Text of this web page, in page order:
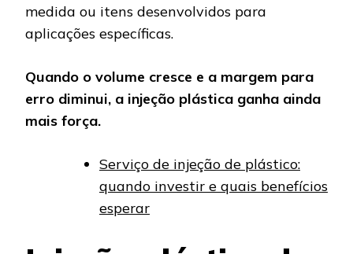
medida ou itens desenvolvidos para
aplicações específicas.
Quando o volume cresce e a margem para
erro diminui, a injeção plástica ganha ainda
mais força.
Serviço de injeção de plástico:
quando investir e quais benefícios
esperar